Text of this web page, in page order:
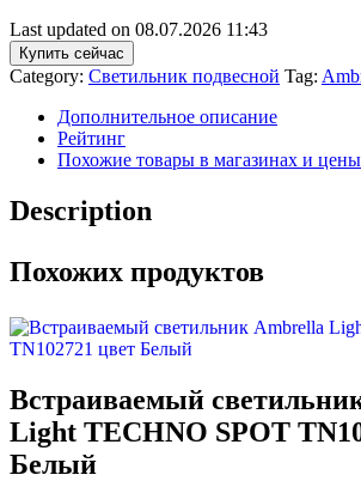
Last updated on 08.07.2026 11:43
Купить сейчас
Category: Светильник подвесной Tag:
Дополнительное описание
Рейтинг
Похожие товары в магазинах и цены
Description
Похожих продуктов
Встраиваемый
Light TECHNO SPOT
Белый